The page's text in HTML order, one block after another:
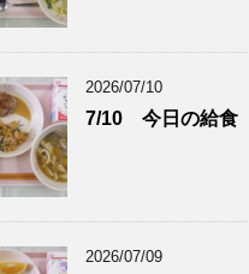
2026/07/10
7/10 今日の給食
2026/07/09